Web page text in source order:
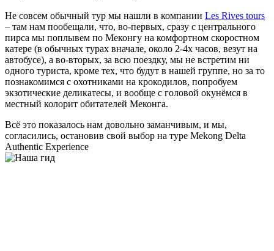
Не совсем обычный тур мы нашли в компании Les Rives tours
– там нам пообещали, что, во-первых, сразу с центрального
пирса мы поплывем по Меконгу на комфортном скоростном
катере (в обычных турах вначале, около 2-4х часов, везут на
автобусе), а во-вторых, за всю поездку, мы не встретим ни
одного туриста, кроме тех, что будут в нашей группе, но за то
познакомимся с охотниками на крокодилов, попробуем
экзотические деликатесы, и вообще с головой окунёмся в
местный колорит обитателей Меконга.
Всё это показалось нам довольно заманчивым, и мы,
согласились, остановив свой выбор на туре Mekong Delta
Authentic Experience